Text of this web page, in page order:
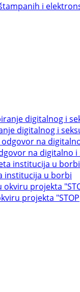
i
digitalnog i
na digitalno i
institucija u borbi
projekta "STOP